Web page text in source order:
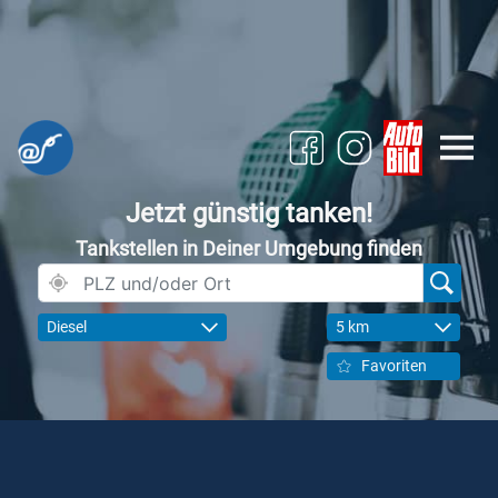
Jetzt günstig tanken!
Tankstellen in Deiner Umgebung finden
Diesel 5 km
Favoriten